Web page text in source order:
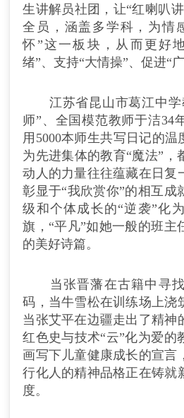
生讲解员社团，让“红喇叭
全员，涵盖多学科，为情
怀”这一板块，从而更好
绪”、支持“大情操”、促进“广
江苏省昆山市葛江中学
师”、全国模范教师于洁34
用5000本师生共写日记的温
为先进集体的教育“魔法”，
动人的力量往往蕴藏在日复
彰显于“我欣赏你”的相互成
级和个体成长的“逆袭”化
旗，“平凡”如她一般的班主
的美好诗篇。
当张晋藩在古籍中寻找
码，当牛雪松在训练场上浇
当张艾平在边疆走出了精神
红色史与技术“云”化为爱的
画写下儿童健康成长的宣言
行化人的精神品格正在铸就
度。